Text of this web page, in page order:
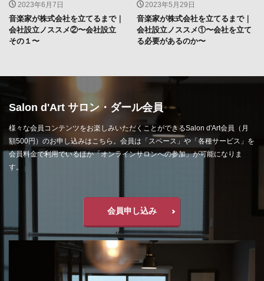
2023年6月7日
音楽家が株式会社を立てるまで｜
会社設立ノススメ②〜会社設立
その１〜
2023年5月29日
音楽家が株式会社を立てるまで｜
会社設立ノススメ①〜会社を立て
る必要があるのか〜
Salon d'Art サロン・ダール会員
様々な会員コンテンツをお楽しみいただくことができるSalon d'Art会員（月
額500円）のお申し込みはこちら。会員は「スペース」や「各種サービス」を
会員料金で利用でいるほか「オンラインサロンへの参加」が可能になりま
す。
会員申し込み